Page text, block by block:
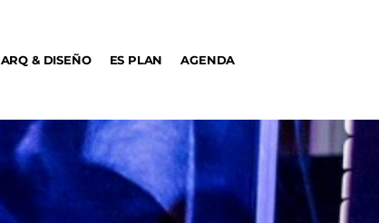
ARQ & DISEÑO ES PLAN AGENDA